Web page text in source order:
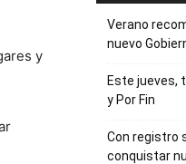
y
Verano
nuevo
Este jueves,
y Por Fin
Con registro
conquistar